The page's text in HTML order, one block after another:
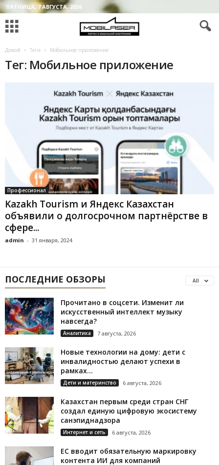
ПЯТНИЦА, 7 АВГУСТА, 2026
Домой Теги Мобильное приложение
Тег: Мобильное приложение
Профессионал
Kazakh Tourism и Яндекс Казахстан
объявили о долгосрочном партнёрстве в
сфере...
admin - 31 января, 2024
ПОСЛЕДНИЕ ОБЗОРЫ All
Прочитано в соцсети. Изменит ли
искусственный интеллект музыку
навсегда?
Аналитика 7 августа, 2026
Новые технологии на дому: дети с
инвалидностью делают успехи в
рамках...
Дети и материнство 6 августа, 2026
Казахстан первым среди стран СНГ
создал единую цифровую экосистему
санэпиднадзора
Интернет и сеть 6 августа, 2026
ЕС вводит обязательную маркировку
контента ИИ для компаний